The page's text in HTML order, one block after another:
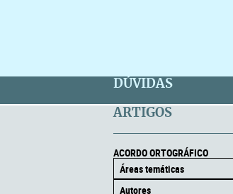
DÚVIDAS
ARTIGOS
ACORDO ORTOGRÁFICO